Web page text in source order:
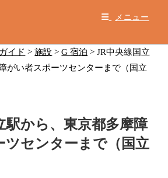
メニュー
イド >施設 >G 宿泊 >JR中央線国立
がい者スポーツセンターまで（国立
駅から、東京都多摩障
ツセンターまで（国立